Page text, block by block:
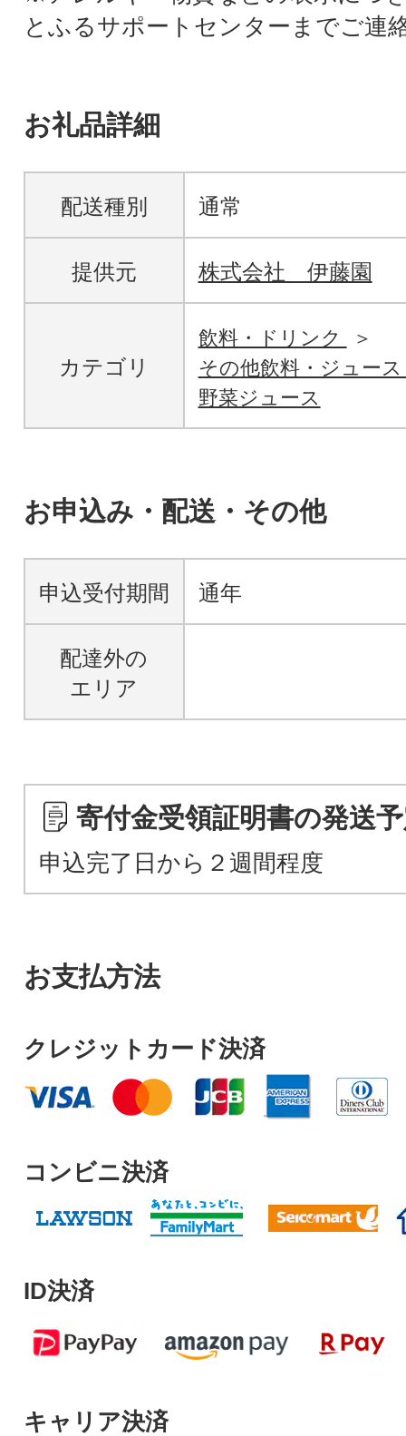
とふるサポートセンターまでご連
お礼品詳細
配送種別 通常
提供元 株式会社 伊藤園
カテゴリ
飲料・ドリンク
その他飲料・ジュー
野菜ジュース
お申込み・配送・その他
申込受付期間 通年
配達外の
エリア
寄付金受領証明書の発送
申込完了日から２週間程度
お支払方法
クレジットカード決済
コンビニ決済
ID決済
キャリア決済